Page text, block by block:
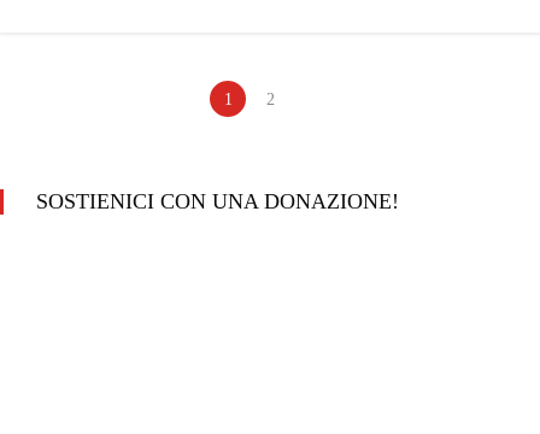
1 2
SOSTIENICI CON UNA DONAZIONE!